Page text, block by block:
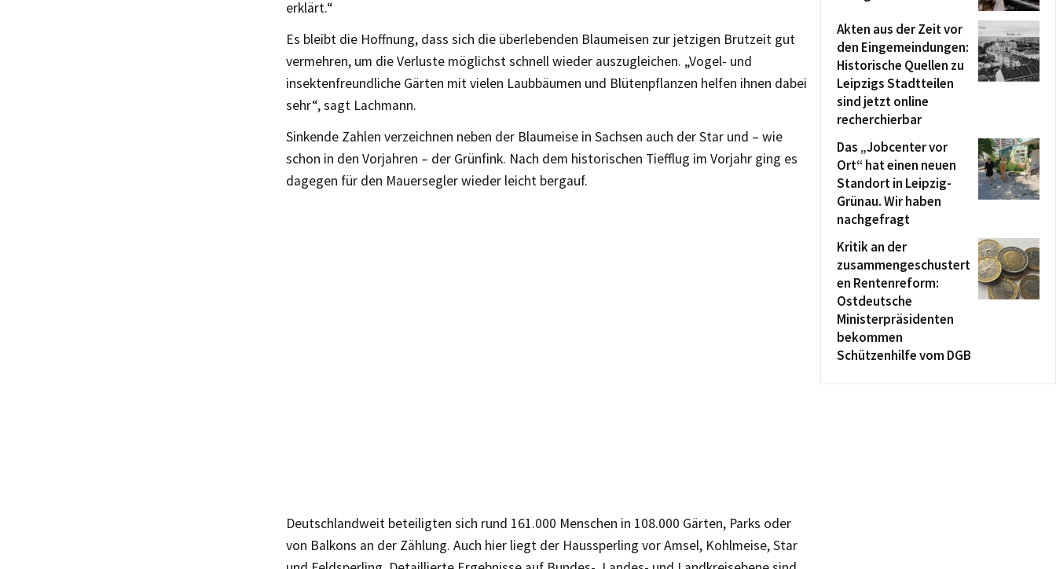
erklärt.“
Es bleibt die Hoffnung, dass sich die überlebenden Blaumeisen zur jetzigen Brutzeit gut
vermehren, um die Verluste möglichst schnell wieder auszugleichen. „Vogel- und
insektenfreundliche Gärten mit vielen Laubbäumen und Blütenpflanzen helfen ihnen dabei
sehr“, sagt Lachmann.
Sinkende Zahlen verzeichnen neben der Blaumeise in Sachsen auch der Star und – wie
schon in den Vorjahren – der Grünfink. Nach dem historischen Tiefflug im Vorjahr ging es
dagegen für den Mauersegler wieder leicht bergauf.
Deutschlandweit beteiligten sich rund 161.000 Menschen in 108.000 Gärten, Parks oder
von Balkons an der Zählung. Auch hier liegt der Haussperling vor Amsel, Kohlmeise, Star
Akten aus der Zeit vor
den Eingemeindungen:
Historische Quellen zu
Leipzigs Stadtteilen
sind jetzt online
recherchierbar
Das „Jobcenter vor
Ort“ hat einen neuen
Standort in Leipzig-
Grünau. Wir haben
nachgefragt
Kritik an der
zusammengeschustert
en Rentenreform:
Ostdeutsche
Ministerpräsidenten
bekommen
Schützenhilfe vom DGB